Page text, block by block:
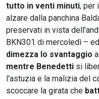
tutto in venti minuti, per
alzare dalla panchina
preservati in vista
BKN301 di mercoledì –
dimezza lo svantaggio
mentre Benedetti si
l'astuzia e la malizia del
scoccare la girata che